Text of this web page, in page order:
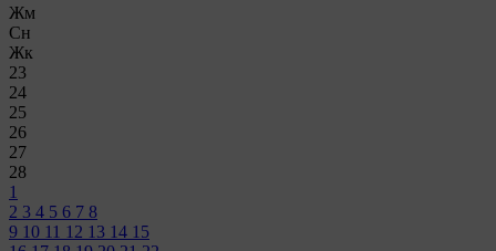
Жм
Сн
Жк
23
24
25
26
27
28
1
2 3 4 5 6 7 8
9 10 11 12 13 14 15